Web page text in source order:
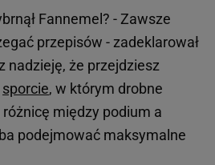
Fannemel? - Zawsze
przepisów - zadeklarował
nadzieję, że przejdziesz
sporcie, w którym drobne
między podium a
podejmować maksymalne